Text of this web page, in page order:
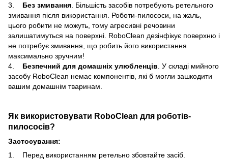
3. Без змивання . Більшість засобів потребують ретельного
змивання після використання. Роботи-пилососи, на жаль,
цього робити не можуть, тому агресивні речовини
залишатимуться на поверхні. RoboClean дезінфікує поверхню і
не потребує змивання, що робить його використання
максимально зручним!
4. Безпечний для домашніх улюбленців . У складі мийного
засобу RoboClean немає компонентів, які б могли зашкодити
вашим домашнім тваринам.
Як використовувати RoboClean для роботів-
пилососів?
Застосування:
1. Перед використанням ретельно збовтайте засіб.